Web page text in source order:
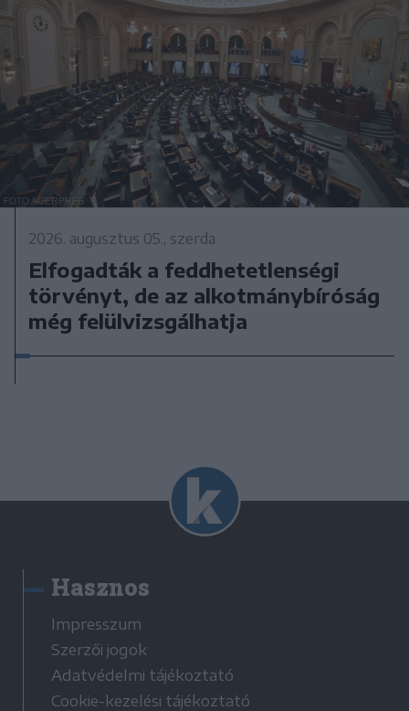
2026. augusztus 05., szerda
Elfogadták a feddhetetlenségi
törvényt, de az alkotmánybíróság
még felülvizsgálhatja
Hasznos
Impresszum
Szerzői jogok
Adatvédelmi tájékoztató
Cookie-kezelési tájékoztató